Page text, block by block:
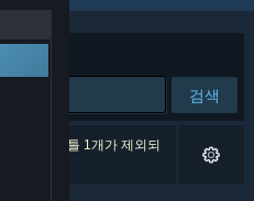
검색
따라 타이틀 1개가 제외되